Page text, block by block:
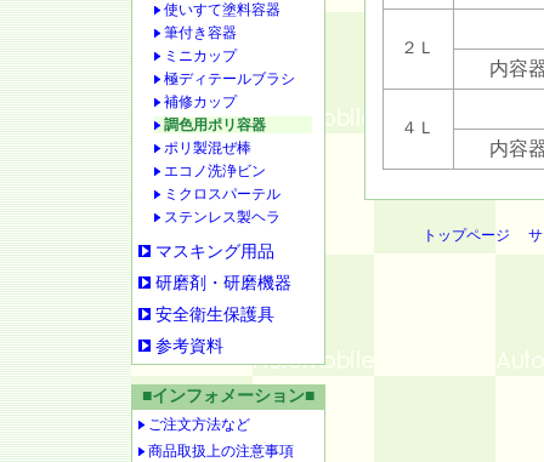
使いすて塗料容器
筆付き容器
ミニカップ
極ディテールブラシ
補修カップ
調色用ポリ容器
ポリ製混ぜ棒
エコノ洗浄ビン
ミクロスパーテル
ステンレス製ヘラ
マスキング用品
研磨剤・研磨機器
安全衛生保護具
参考資料
■インフォメーション■
ご注文方法など
商品取扱上の注意事項
２Ｌ
内容
４Ｌ
内容
トップページ